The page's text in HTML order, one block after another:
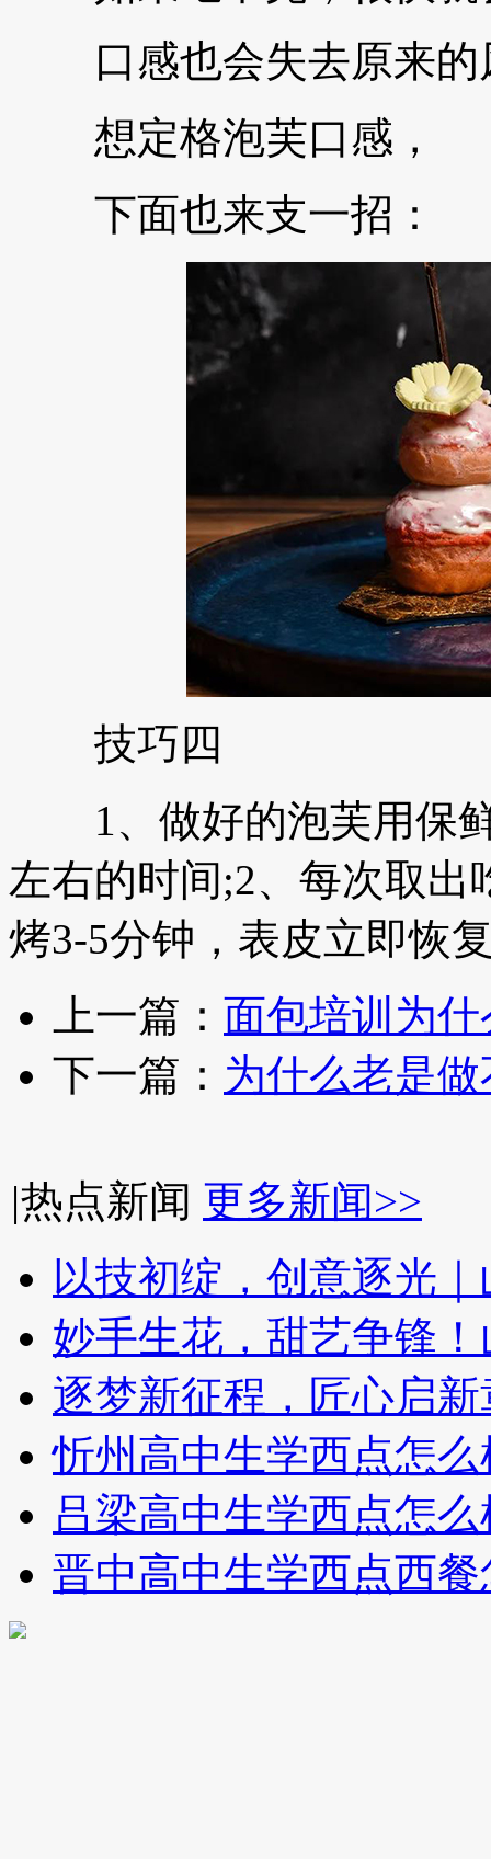
口感也会失去原来的
想定格泡芙口感，
下面也来支一招：
技巧四
1、做好的泡芙用保鲜
左右的时间;2、每次取
烤3-5分钟，表皮立即恢
上一篇： 面包培训为
下一篇： 为什么老是
|热点新闻 更多新闻>>
以技初绽，创意逐光
妙手生花，甜艺争锋
逐梦新征程，匠心启新
忻州高中生学西点怎
吕梁高中生学西点怎
晋中高中生学西点西